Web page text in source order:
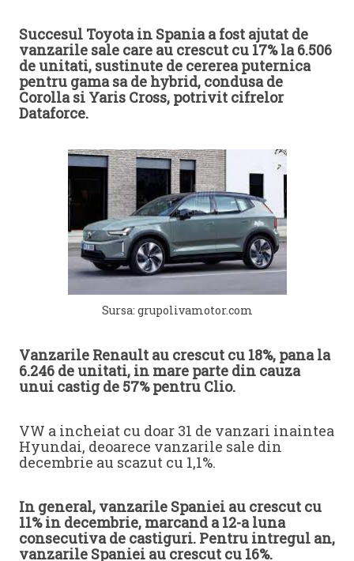
Succesul Toyota in Spania a fost ajutat de
vanzarile sale care au crescut cu 17% la 6.506
de unitati, sustinute de cererea puternica
pentru gama sa de hybrid, condusa de
Corolla si Yaris Cross, potrivit cifrelor
Dataforce.
Sursa: grupolivamotor.com
Vanzarile Renault au crescut cu 18%, pana la
6.246 de unitati, in mare parte din cauza
unui castig de 57% pentru Clio.
VW a incheiat cu doar 31 de vanzari inaintea
Hyundai, deoarece vanzarile sale din
decembrie au scazut cu 1,1%.
In general, vanzarile Spaniei au crescut cu
11% in decembrie, marcand a 12-a luna
consecutiva de castiguri. Pentru intregul an,
vanzarile Spaniei au crescut cu 16%.